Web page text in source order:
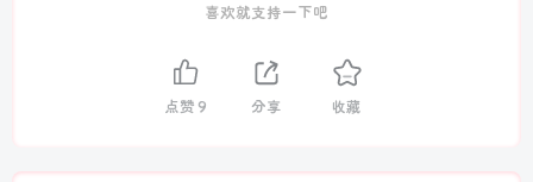
喜欢就支持一下吧
点赞 9 分享 收藏